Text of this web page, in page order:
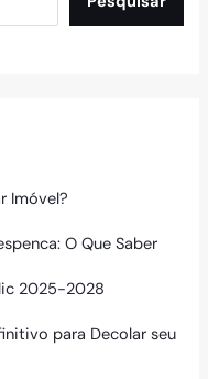
Imóvel?
O Que Saber
2025-2028
para Decolar seu